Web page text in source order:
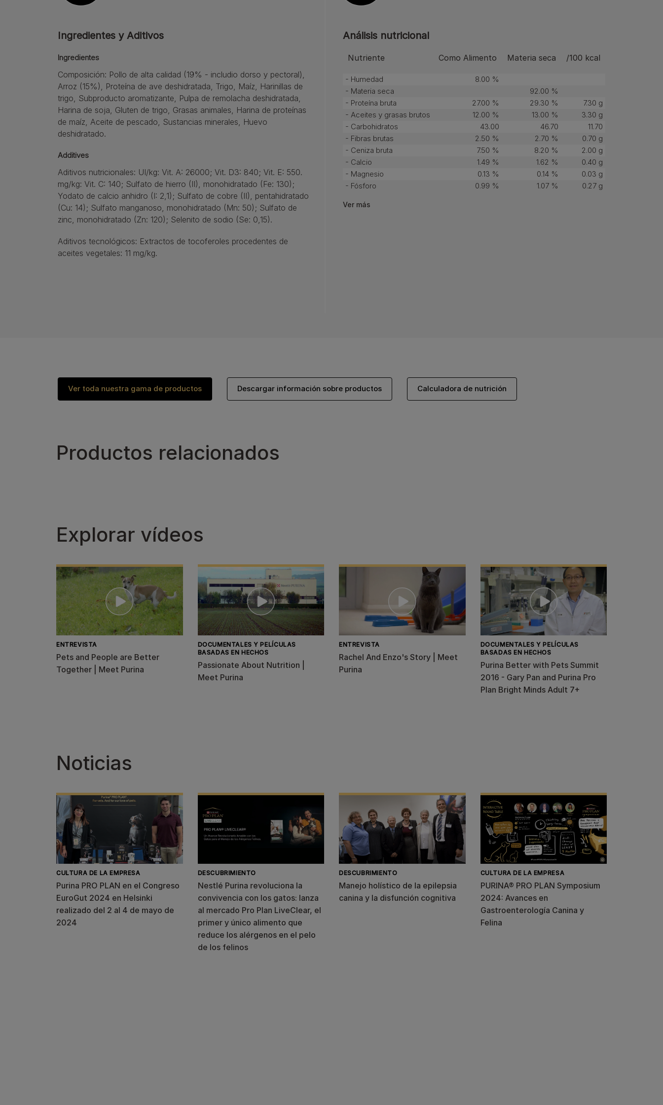
Ingredientes y Aditivos
Ingredientes
Composición: Pollo de alta calidad (19% - includio dorso y pectoral),
Arroz (15%), Proteína de ave deshidratada, Trigo, Maíz, Harinillas de
trigo, Subproducto aromatizante, Pulpa de remolacha deshidratada,
Harina de soja, Gluten de trigo, Grasas animales, Harina de proteínas
de maíz, Aceite de pescado, Sustancias minerales, Huevo
deshidratado.
Additives
Aditivos nutricionales: UI/kg: Vit. A: 26000; Vit. D3: 840; Vit. E: 550.
mg/kg: Vit. C: 140; Sulfato de hierro (II), monohidratado (Fe: 130);
Yodato de calcio anhidro (I: 2,1); Sulfato de cobre (II), pentahidratado
(Cu: 14); Sulfato manganoso, monohidratado (Mn: 50); Sulfato de
zinc, monohidratado (Zn: 120); Selenito de sodio (Se: 0,15).
Aditivos tecnológicos: Extractos de tocoferoles procedentes de
aceites vegetales: 11 mg/kg.
Análisis nutricional
Nutriente Como Alimento Materia seca /100 kcal
- Humedad
8.00 %
- Materia seca
92.00 %
- Proteína bruta
27.00 % 29.30 %
7.30 g
- Aceites y grasas brutos
12.00 % 13.00 %
3.30 g
- Carbohidratos
43.00 46.70
11.70
- Fibras brutas
2.50 % 2.70 %
0.70 g
- Ceniza bruta
7.50 % 8.20 %
2.00 g
- Calcio
1.49 % 1.62 %
0.40 g
- Magnesio
0.13 % 0.14 %
0.03 g
- Fósforo
0.99 % 1.07 % 0.27 g
Ver más
Ver toda nuestra gama de productos Descargar información sobre productos Calculadora de nutrición
Productos relacionados
Explorar vídeos
ENTREVISTA
Pets and People are Better
Together | Meet Purina
DOCUMENTALES Y PELÍCULAS
BASADAS EN HECHOS
Passionate About Nutrition |
Meet Purina
ENTREVISTA
Rachel And Enzo's Story | Meet
Purina
DOCUMENTALES Y PELÍCULAS
BASADAS EN HECHOS
Purina Better with Pets Summit
2016 - Gary Pan and Purina Pro
Plan Bright Minds Adult 7+
Noticias
CULTURA DE LA EMPRESA
Purina PRO PLAN en el Congreso
EuroGut 2024 en Helsinki
realizado del 2 al 4 de mayo de
2024
DESCUBRIMIENTO
Nestlé Purina revoluciona la
convivencia con los gatos: lanza
al mercado Pro Plan LiveClear, el
primer y único alimento que
reduce los alérgenos en el pelo
de los felinos
DESCUBRIMIENTO
Manejo holístico de la epilepsia
canina y la disfunción cognitiva
CULTURA DE LA EMPRESA
PURINA® PRO PLAN Symposium
2024: Avances en
Gastroenterología Canina y
Felina